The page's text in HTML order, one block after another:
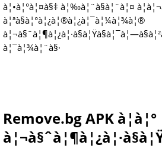
à¦•à¦°à¦¤à§‡ à¦‰à¦¨à§à¦¨à¦¤
à¦ªà§à¦°à¦¿à¦®à¦¿à¦¯à¦¼à¦¾à¦®
à¦¯à¦¾à¦¨à§·
Remove.bg APK à¦à¦°